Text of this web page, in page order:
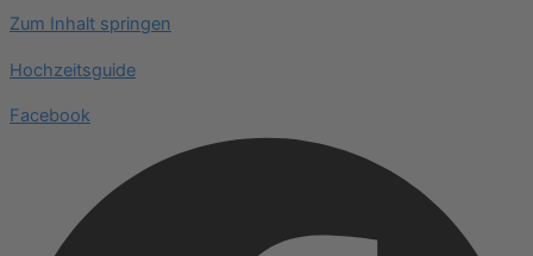
Zum Inhalt springen
Hochzeitsguide
Facebook